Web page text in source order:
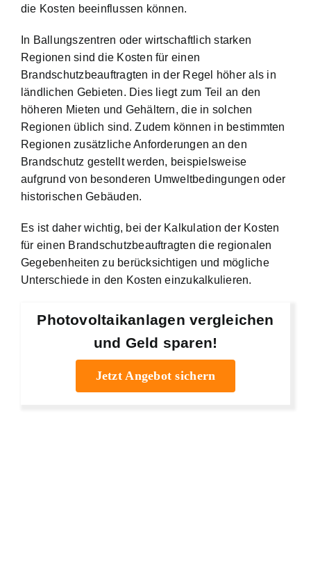
die Kosten beeinflussen können.
In Ballungszentren oder wirtschaftlich starken
Regionen sind die Kosten für einen
Brandschutzbeauftragten in der Regel höher als in
ländlichen Gebieten. Dies liegt zum Teil an den
höheren Mieten und Gehältern, die in solchen
Regionen üblich sind. Zudem können in bestimmten
Regionen zusätzliche Anforderungen an den
Brandschutz gestellt werden, beispielsweise
aufgrund von besonderen Umweltbedingungen oder
historischen Gebäuden.
Es ist daher wichtig, bei der Kalkulation der Kosten
für einen Brandschutzbeauftragten die regionalen
Gegebenheiten zu berücksichtigen und mögliche
Unterschiede in den Kosten einzukalkulieren.
Photovoltaikanlagen vergleichen
und Geld sparen!
Jetzt Angebot sichern